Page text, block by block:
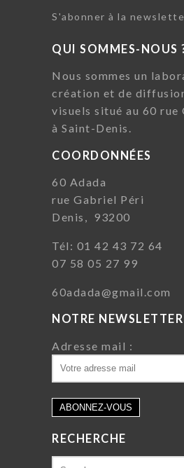
S'abonner à la
QUI SOMMES-NOUS
Nous sommes un
création et de
visuels situé au 60 rue
à Saint-Denis.
COORDONNÉES
60
rue Gabriel Péri
Denis, 93200
Tél: 01 42 43
07 58 05 27 99
60adada@gmail.com
NOTRE NEWSLETTER
Adresse mail :
RECHERCHE